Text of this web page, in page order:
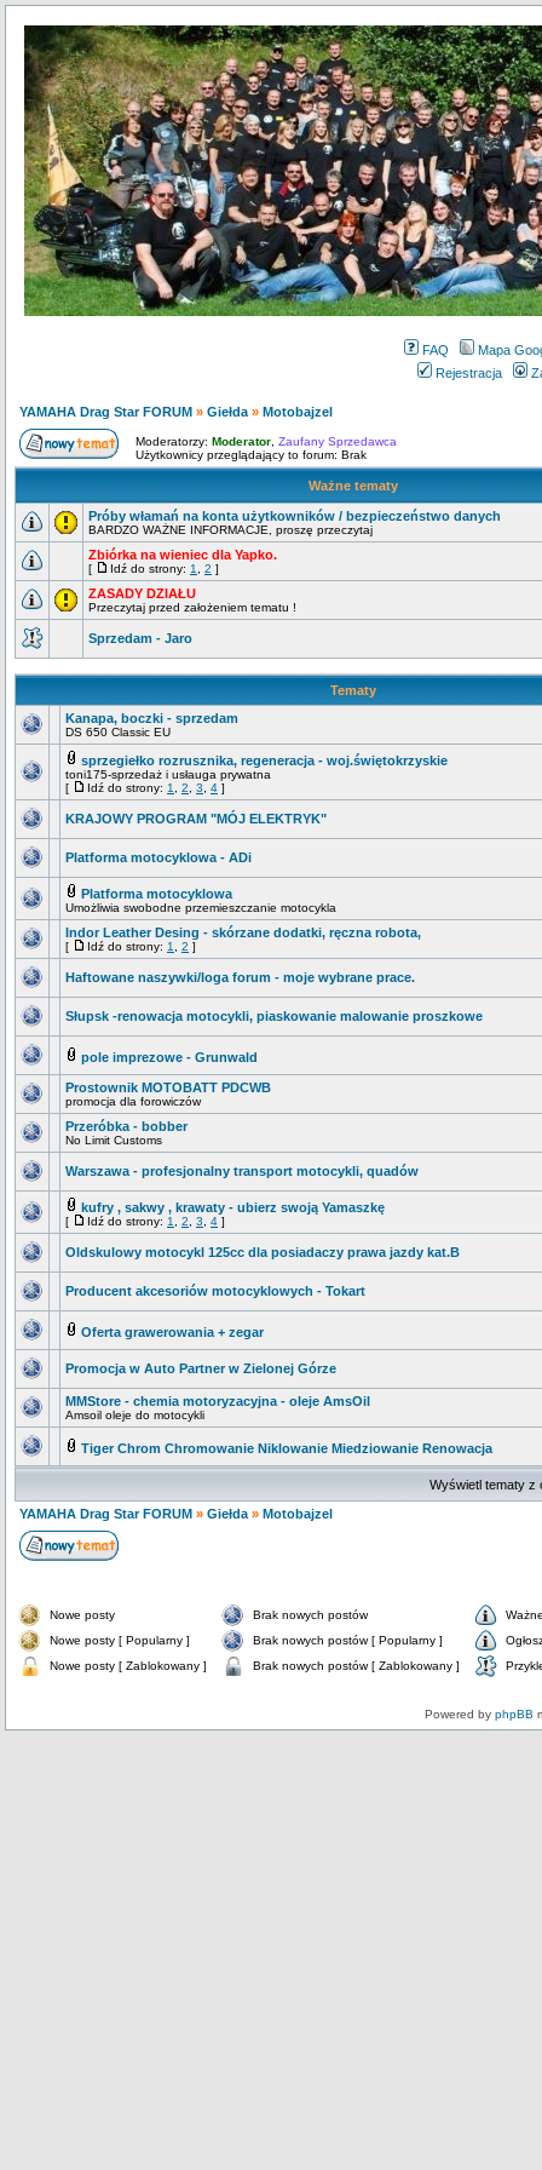
FAQ
Mapa
Rejestracja
YAMAHA Drag Star FORUM » Giełda » Motobajzel
Moderatorzy: Moderator Zaufany Sprzedawca
Użytkownicy przeglądający to forum: Brak
Ważne tematy
Próby włamań na konta użytkowników / bezpieczeństwo danych
BARDZO WAŻNE INFORMACJE, proszę przeczytaj
Zbiórka na wieniec dla Yapko.
[ Idź do strony: 1 2 ]
ZASADY DZIAŁU
Przeczytaj przed założeniem tematu !
Sprzedam - Jaro
Tematy
Kanapa, boczki - sprzedam
DS 650 Classic EU
sprzegiełko rozrusznika, regeneracja - woj.świętokrzyskie
toni175-sprzedaż i usłauga prywatna
[
Idź do strony: 1 2 3 4 ]
KRAJOWY PROGRAM "MÓJ ELEKTRYK"
Platforma motocyklowa - ADi
Platforma motocyklowa
Umożliwia swobodne przemieszczanie motocykla
Indor Leather Desing - skórzane dodatki, ręczna robota,
[ Idź do strony: 1 2 ]
Haftowane naszywki/loga forum - moje wybrane prace.
Słupsk -renowacja motocykli, piaskowanie malowanie proszkowe
pole imprezowe - Grunwald
Prostownik MOTOBATT PDCWB
promocja dla forowiczów
Przeróbka - bobber
No Limit Customs
Warszawa - profesjonalny transport motocykli, quadów
kufry , sakwy , krawaty - ubierz swoją Yamaszkę
[ Idź do strony: 1 2 3 4 ]
Oldskulowy motocykl 125cc dla posiadaczy prawa jazdy kat.B
Producent akcesoriów motocyklowych - Tokart
Oferta grawerowania + zegar
Promocja w Auto Partner w Zielonej Górze
MMStore - chemia motoryzacyjna - oleje AmsOil
Amsoil oleje do motocykli
Tiger Chrom Chromowanie Niklowanie Miedziowanie Renowacja
Wyświetl tematy z
YAMAHA Drag Star FORUM » Giełda » Motobajzel
Nowe posty Brak nowych postów
Nowe posty [ Popularny ]
Brak nowych postów [ Popularny ]
Nowe posty [ Zablokowany ]
Brak nowych postów [ Zablokowany ]
Powered by phpBB